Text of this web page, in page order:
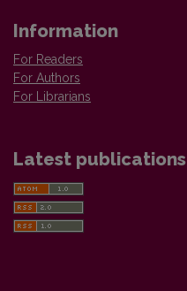
Information
For Readers
For Authors
For Librarians
Latest publications